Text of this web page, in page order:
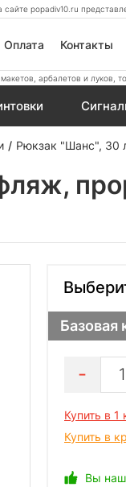
сайте popadiv10.ru
Оплата Контакты
арбалетов и луков,
Рюкзак "Шанс", 30
Базовая
1
Купить в 1
Купить в
Вы